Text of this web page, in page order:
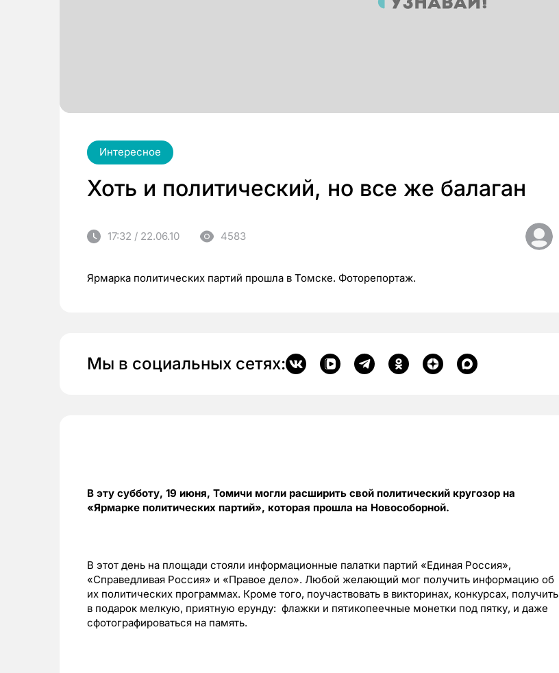
Интересное
Хоть и политический, но все же балаган
17:32 / 22.06.10 4583
Ярмарка политических партий прошла в Томске. Фоторепортаж.
Мы в социальных сетях:
В эту субботу, 19 июня, Томичи могли расширить свой политический кругозор на
«Ярмарке политических партий», которая прошла на Новособорной.
В этот день на площади стояли информационные палатки партий «Единая Россия»,
«Справедливая Россия» и «Правое дело». Любой желающий мог получить информацию об
их политических программах. Кроме того, поучаствовать в викторинах, конкурсах, получить
в подарок мелкую, приятную ерунду: флажки и пятикопеечные монетки под пятку, и даже
сфотографироваться на память.